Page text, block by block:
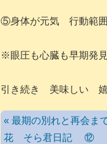
⑤身体が元気 行動範囲
※眼圧も心臓も早期発
引き続き 美味しい
« 最期の別れと再会
花 そら君日記 ⑫